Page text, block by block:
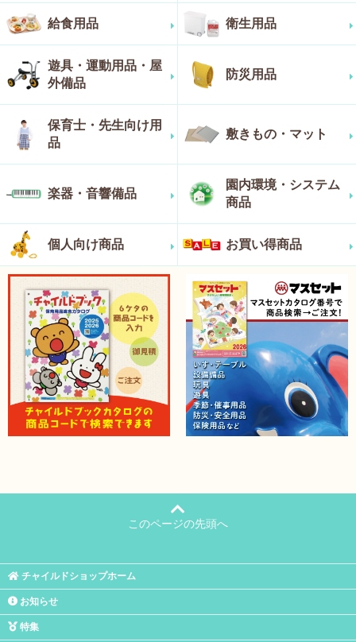
給食用品 衛生用品
遊具・運動用品・屋
外備品
防災用品
保育士・先生向け用
品
敷きもの・マット
楽器・音響備品
園内環境・システム
商品
個人向け商品 お買い得商品
このページの先頭へ
チャイルドショップホーム
お知らせ
特集